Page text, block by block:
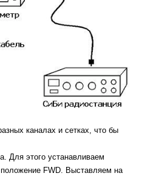
каналах и сетках, что бы
Для этого устанавливаем
FWD. Выставляем на